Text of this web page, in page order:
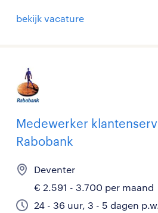
bekijk vacature
Medewerker
Rabobank
Deventer
€ 2.591 - 3.700 per maand
24 - 36 uur, 3 - 5 dagen